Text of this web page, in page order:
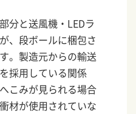
分と送風機・LEDラ
、段ボールに梱包さ
。製造元からの輸送
採用している関係
こみが見られる場合
材が使用されていな